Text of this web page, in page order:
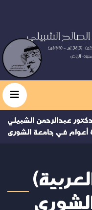
عبدالرحمن الشبيلي
أعوام في جامعة الشورى
(العربية) عشرة أعوام